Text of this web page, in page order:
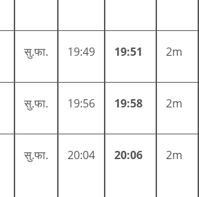
सु.फा. 19:49 19:51 2m
सु.फा. 19:56 19:58 2m
सु.फा. 20:04 20:06 2m